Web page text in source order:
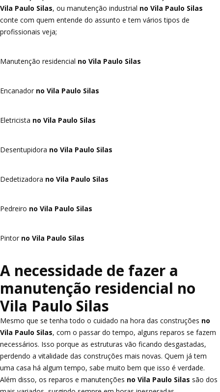
Vila Paulo Silas, ou manutenção industrial no Vila Paulo Silas
conte com quem entende do assunto e tem vários tipos de
profissionais veja;
Manutenção residencial no Vila Paulo Silas
Encanador no Vila Paulo Silas
Eletricista no Vila Paulo Silas
Desentupidora no Vila Paulo Silas
Dedetizadora no Vila Paulo Silas
Pedreiro no Vila Paulo Silas
Pintor no Vila Paulo Silas
A necessidade de fazer a
manutenção residencial no
Vila Paulo Silas
Mesmo que se tenha todo o cuidado na hora das construções no
Vila Paulo Silas, com o passar do tempo, alguns reparos se fazem
necessários. Isso porque as estruturas vão ficando desgastadas,
perdendo a vitalidade das construções mais novas. Quem já tem
uma casa há algum tempo, sabe muito bem que isso é verdade.
Além disso, os reparos e manutenções no Vila Paulo Silas são dos